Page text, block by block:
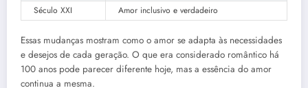
Século XXI
Amor inclusivo e verdadeiro
Essas mudanças mostram como o amor se adapta às necessidades
e desejos de cada geração. O que era considerado romântico há
100 anos pode parecer diferente hoje, mas a essência do amor
continua a mesma.